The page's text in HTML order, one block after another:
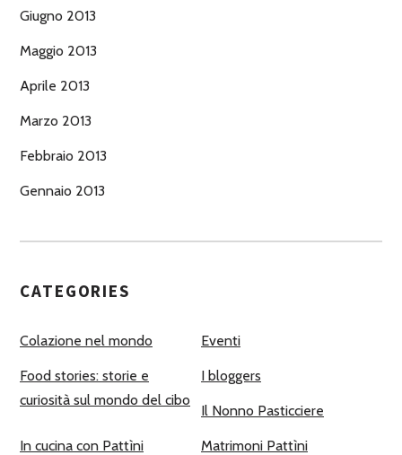
Giugno 2013
Maggio 2013
Aprile 2013
Marzo 2013
Febbraio 2013
Gennaio 2013
CATEGORIES
Colazione nel mondo Eventi
Food stories: storie e
curiosità sul mondo del cibo
I bloggers
Il Nonno Pasticciere
In cucina con Pattìni Matrimoni Pattìni